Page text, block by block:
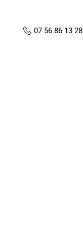
07 56 86 13 28